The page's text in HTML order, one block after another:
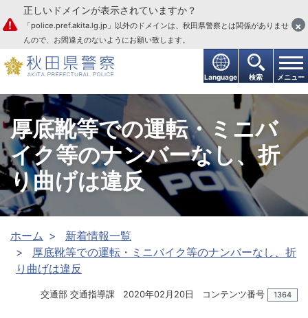
本文へ
Language 検索 メニュー
正しいドメインが表示されていますか？
「police.pref.akita.lg.jp」以外のドメインは、秋田県警察とは関係がありませ
んので、お間違えのないようにお願い致します。
×
厚底靴等での運転・ミニバ
イク等のナンバーなし、折
り曲げは違反
ホーム
新着情報一覧
厚底靴等での運転・ミニバイク等のナンバーなし、折
り曲げは違反
交通部 交通指導課 2020年02月20日 コンテンツ番号 1364